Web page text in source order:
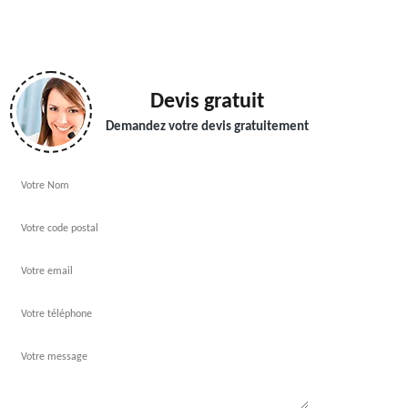
Devis gratuit
Demandez votre devis gratuitement